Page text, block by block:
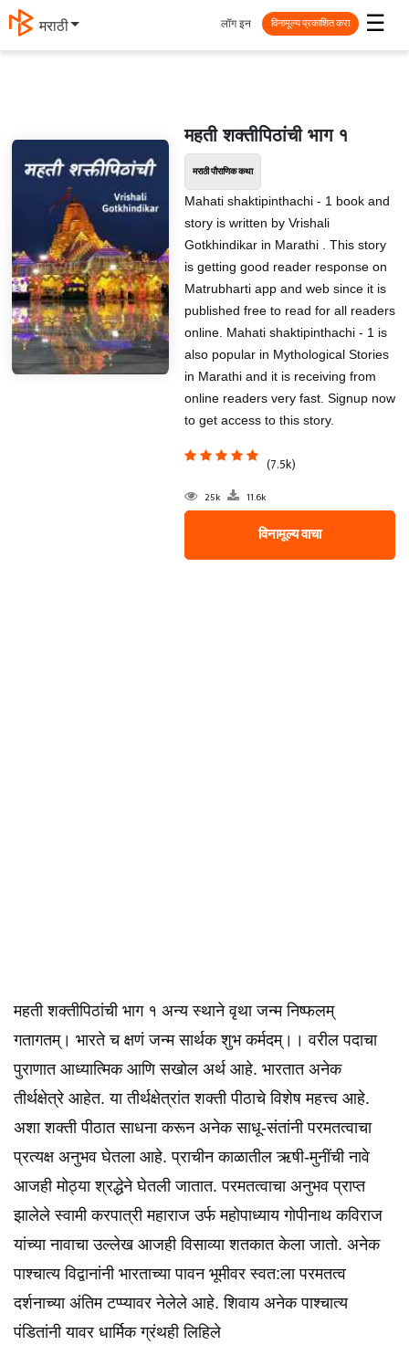
मराठी ☰
लॉग इन विनामूल्य प्रकाशित करा
महती शक्तीपिठांची भाग १
मराठी पौराणिक कथा
Mahati shaktipinthachi - 1 book and
story is written by Vrishali
Gotkhindikar in Marathi . This story
is getting good reader response on
Matrubharti app and web since it is
published free to read for all readers
online. Mahati shaktipinthachi - 1 is
also popular in Mythological Stories
in Marathi and it is receiving from
online readers very fast. Signup now
to get access to this story.
(7.5k)
25k 11.6k
विनामूल्य वाचा
महती शक्तीपिठांची भाग १ अन्य स्थाने वृथा जन्म निष्फलम्
गतागतम्। भारते च क्षणं जन्म सार्थक शुभ कर्मदम्।। वरील पदाचा
पुराणात आध्यात्मिक आणि सखोल अर्थ आहे. भारतात अनेक
तीर्थक्षेत्रे आहेत. या तीर्थक्षेत्रांत शक्ती पीठाचे विशेष महत्त्व आहे.
अशा शक्ती पीठात साधना करून अनेक साधू-संतांनी परमतत्वाचा
प्रत्यक्ष अनुभव घेतला आहे. प्राचीन काळातील ऋषी-मुनींची नावे
आजही मोठ्या श्रद्धेने घेतली जातात. परमतत्वाचा अनुभव प्राप्त
झालेले स्वामी करपात्री महाराज उर्फ महोपाध्याय गोपीनाथ ‍कविराज
यांच्या नावाचा उल्लेख आजही विसाव्या शतकात केला जातो. अनेक
पाश्चात्य विद्वानांनी भारताच्या पावन भूमीवर स्वत:ला परमतत्व
दर्शनाच्या अंतिम टप्प्यावर नेलेले आहे. शिवाय अनेक पाश्चात्य
पंडितांनी यावर धार्मिक ग्रंथही लिहिले